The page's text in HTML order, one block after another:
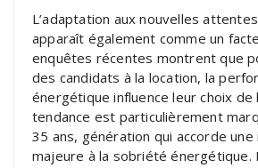
L’adaptation aux nouvelles
apparaît également comme un
enquêtes récentes montrent que
des candidats à la location, la
énergétique influence leur choix
tendance est particulièrement
35 ans, génération qui accorde
majeure à la sobriété énergétique.